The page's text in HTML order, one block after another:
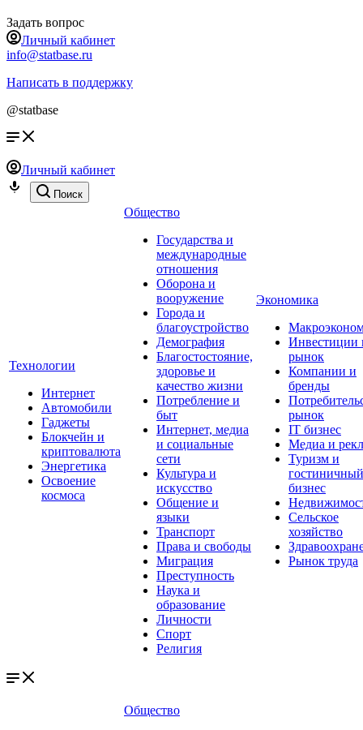
Задать вопрос
Личный кабинет
info@statbase.ru
Написать в поддержку
@statbase
Личный кабинет
Поиск
Технологии
Интернет
Автомобили
Гаджеты
Блокчейн и
криптовалюта
Энергетика
Освоение
космоса
Общество
Государства и
международные
отношения
Оборона и
вооружение
Города и
благоустройство
Демография
Благостостояние,
здоровье и
качество жизни
Потребление и
быт
Интернет, медиа
и социальные
сети
Культура и
искусство
Общение и
языки
Транспорт
Права и свободы
Миграция
Преступность
Наука и
образование
Личности
Спорт
Религия
Экономика
Инвестиции
рынок
Компании и
бренды
рынок
IT бизнес
Медиа и
Туризм и
гостиничный
бизнес
Сельское
хозяйство
Рынок труда
Общество